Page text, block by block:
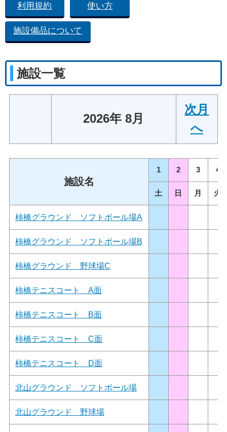
利用規約 使い方
施設備品について
施設一覧
2026年 8月
次月
へ
施設名
1 2 3 4
土 日 月 火
柿橋グラウンド ソフトボール場A
柿橋グラウンド ソフトボール場B
柿橋グラウンド 野球場C
柿橋テニスコート A面
柿橋テニスコート B面
柿橋テニスコート C面
柿橋テニスコート D面
北山グラウンド ソフトボール場
北山グラウンド 野球場